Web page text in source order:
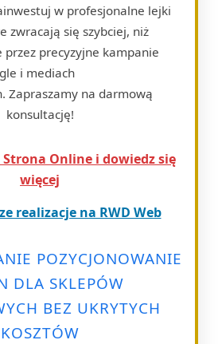
w profesjonalne lejki
zwracają się szybciej, niż
przez precyzyjne kampanie
i mediach
Zapraszamy na darmową
konsultację!
Online i dowiedz się
więcej
realizacje na RWD Web
POZYCJONOWANIE
DLA SKLEPÓW
BEZ UKRYTYCH
KOSZTÓW